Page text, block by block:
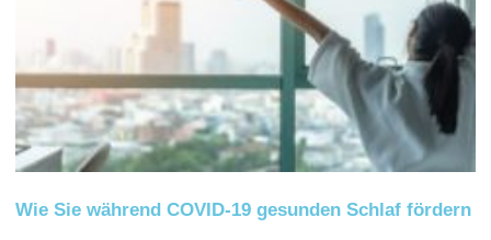
Wie Sie während COVID-19 gesunden Schlaf fördern